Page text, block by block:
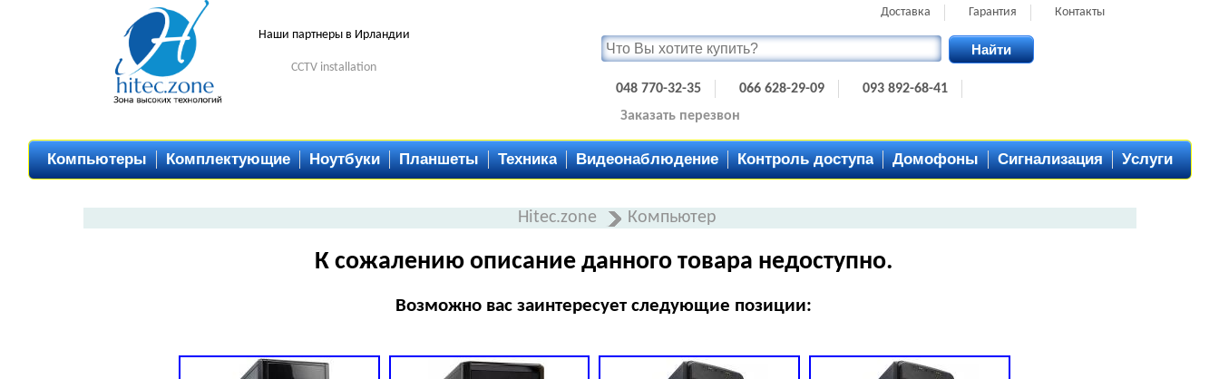
Наши партнеры в Ирландии
CCTV installation
Доставка Гарантия Контакты
Найти
048 770-32-35 066 628-29-09
093 892-68-41
Заказать перезвон
Компьютеры Комплектующие Ноутбуки Планшеты Техника Видеонаблюдение Контроль доступа Домофоны Сигнализация Услуги
Hitec.zone Компьютер
К сожалению описание данного товара недоступно.
Возможно вас заинтересует следующие позиции: